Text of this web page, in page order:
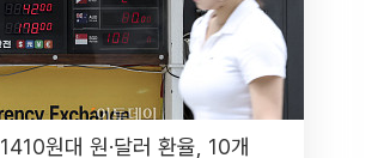
1410원대 원·달러 환율, 10개